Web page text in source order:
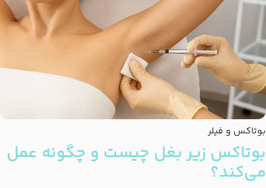
بوتاکس و فیلر
بوتاکس زیر بغل چیست و چگونه عمل
می‌کند؟